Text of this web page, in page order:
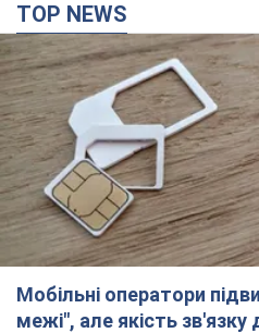
TOP NEWS
Мобільні оператори
межі", але якість